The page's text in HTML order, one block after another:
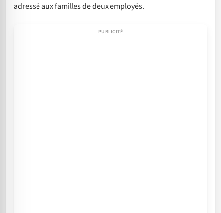
adressé aux familles de deux employés.